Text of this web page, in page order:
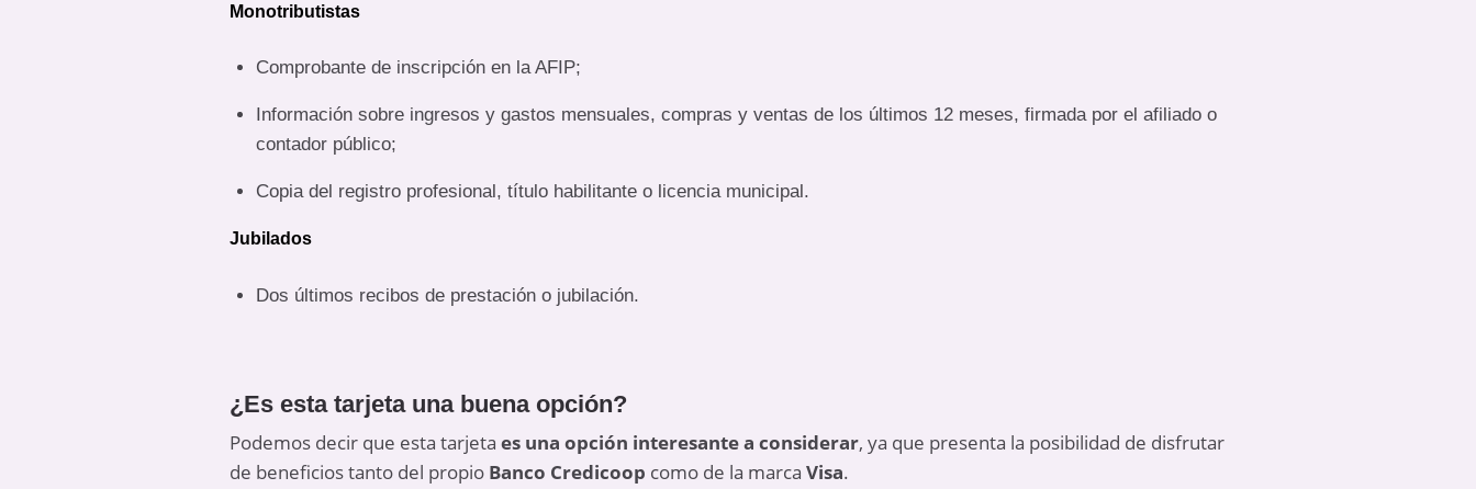
Monotributistas
Comprobante de inscripción en la AFIP;
Información sobre ingresos y gastos mensuales, compras y ventas de los últimos 12 meses, firmada por el afiliado o
contador público;
Copia del registro profesional, título habilitante o licencia municipal.
Jubilados
Dos últimos recibos de prestación o jubilación.
¿Es esta tarjeta una buena opción?
Podemos decir que esta tarjeta es una opción interesante a considerar, ya que presenta la posibilidad de disfrutar
de beneficios tanto del propio Banco Credicoop como de la marca Visa.